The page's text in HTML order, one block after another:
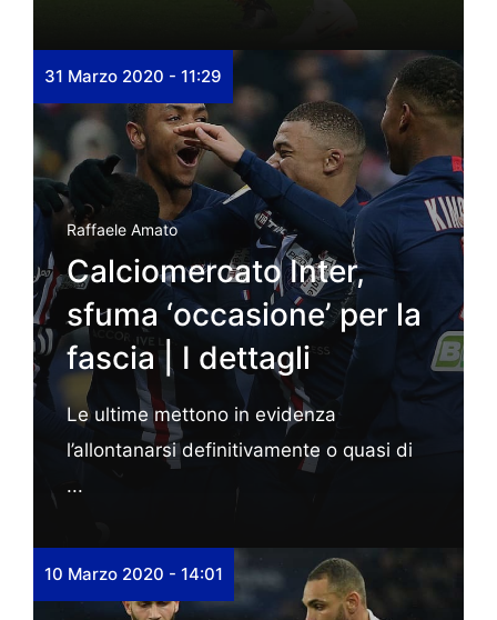
31 Marzo 2020 - 11:29
Raffaele Amato
Calciomercato Inter,
sfuma ‘occasione’ per la
fascia | I dettagli
Le ultime mettono in evidenza
l’allontanarsi definitivamente o quasi di
...
10 Marzo 2020 - 14:01